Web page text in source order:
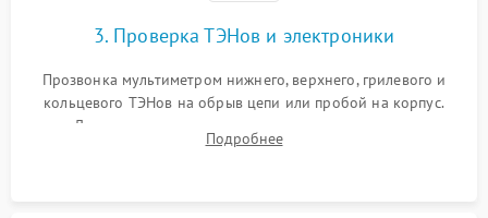
3. Проверка ТЭНов и электроники
Прозвонка мультиметром нижнего, верхнего, грилевого и
кольцевого ТЭНов на обрыв цепи или пробой на корпус.
Диагностика термостата, датчиков температуры,
переключателя режимов и мотора конвекции.
Подробнее